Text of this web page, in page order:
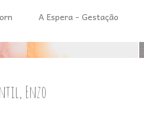
A Espera - Gestação
Enzo